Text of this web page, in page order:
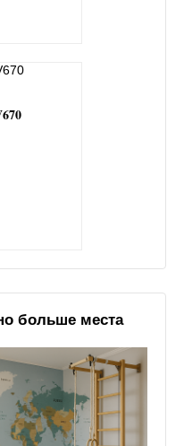
больше места